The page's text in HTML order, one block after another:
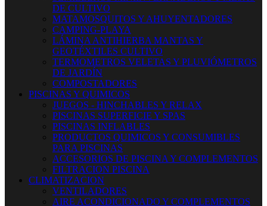
DE CULTIVO
MATAMOSQUITOS Y AHUYENTADORES
CAMPING-PLAYA
LÁMINA ANTIHIERBA MANTAS Y
GEOTÉXTILES CULTIVO
TERMOMETROS VELETAS Y PLUVIÓMETROS
DE JARDÍN
COMPOSTADORES
PISCINAS Y QUIMICOS
JUEGOS - HINCHABLES Y RELAX
PISCINAS SUPERFICIE Y SPAS
PISCINAS INFLABLES
PRODUCTOS QUIMICOS Y CONSUMIBLES
PARA PISCINAS
ACCESORIOS DE PISCINA Y COMPLEMENTOS
FILTRACION PISCINA
CLIMATIZACION
VENTILADORES
AIRE ACONDICIONADO Y COMPLEMENTOS